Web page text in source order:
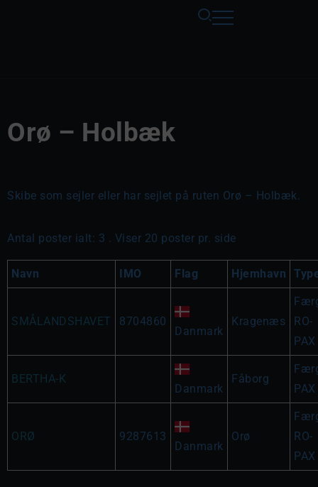
Orø – Holbæk
Skibe som sejler eller har sejlet på ruten Orø – Holbæk.
Antal poster ialt: 3 . Viser 20 poster pr. side
Navn IMO Flag Hjemhavn
SMÅLANDSHAVET 8704860
Danmark
Kragenæs
RO-
PAX
BERTHA-K
Danmark
Fåborg
PAX
ORØ 9287613
Danmark
Orø
RO-
PAX